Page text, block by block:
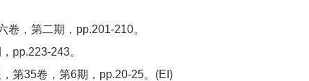
，第二期，pp.201-210。
pp.223-243。
第35卷，第6期，pp.20-25。(EI)